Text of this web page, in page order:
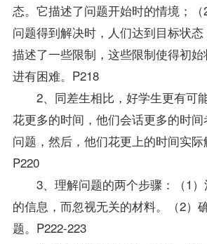
态。它描述了问题开始时的情境；
问题得到解决时，人们达到目标状
描述了一些限制，这些限制使得初
进有困难。P218
2、同差生相比，好学生更有可
花更多的时间，他们会话更多的时
问题，然后，他们花更上的时间实际
P220
3、理解问题的两个步骤：（1）
的信息，而忽视无关的材料。（2）
题。P222-223